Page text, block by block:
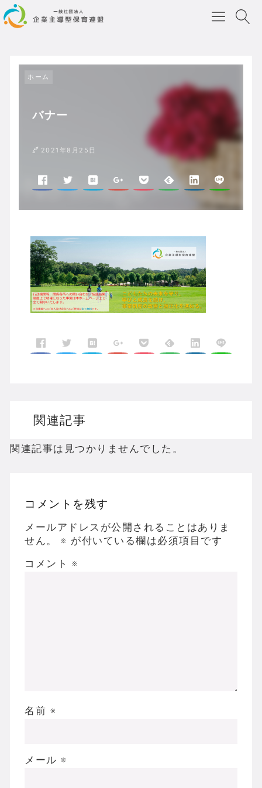
ホーム
バナー
2021年8月25日
関連記事
関連記事は見つかりませんでした。
コメントを残す
メールアドレスが公開されることはありま
せん。
※ が付いている欄は必須項目です
コメント ※
名前 ※
メール ※